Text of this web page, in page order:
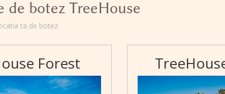
de botez TreeHouse
ta de botez
Forest